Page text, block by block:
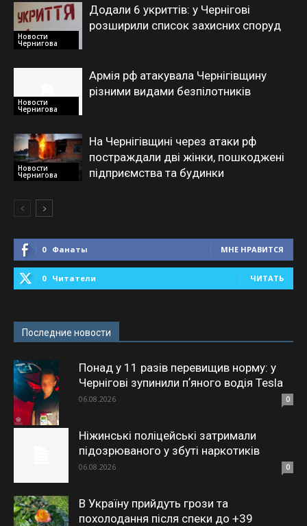
Новости
Чернигова
Додали 6 укриттів: у Чернігові
розширили список захисних споруд
Новости
Чернигова
Армія рф атакувала Чернігівщину
різними видами безпілотників
Новости
Чернигова
На Чернігівщині через атаки рф
постраждали дві жінки, пошкоджені
підприємства та будинки
0 Фанаты МНЕ НРАВИТСЯ
0 Читатели ЧИТАТЬ
Последние новости
Понад у 11 разів перевищив норму: у
Чернігові зупинили пʼяного водія Tesla
06.08.2026 0
Ніжинські поліцейські затримали
підозрюваного у збуті наркотиків
06.08.2026 0
В Україну прийдуть грози та
похолодання після спеки до +39